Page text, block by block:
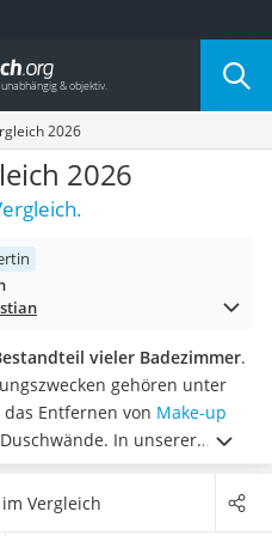
2026
2026
vieler Badezimmer.
gehören unter
Entfernen von Make-up
In unserer
aus
Darunter
im Vergleich